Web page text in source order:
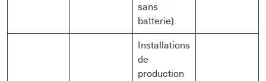
sans
batterie).
Installations
de
production